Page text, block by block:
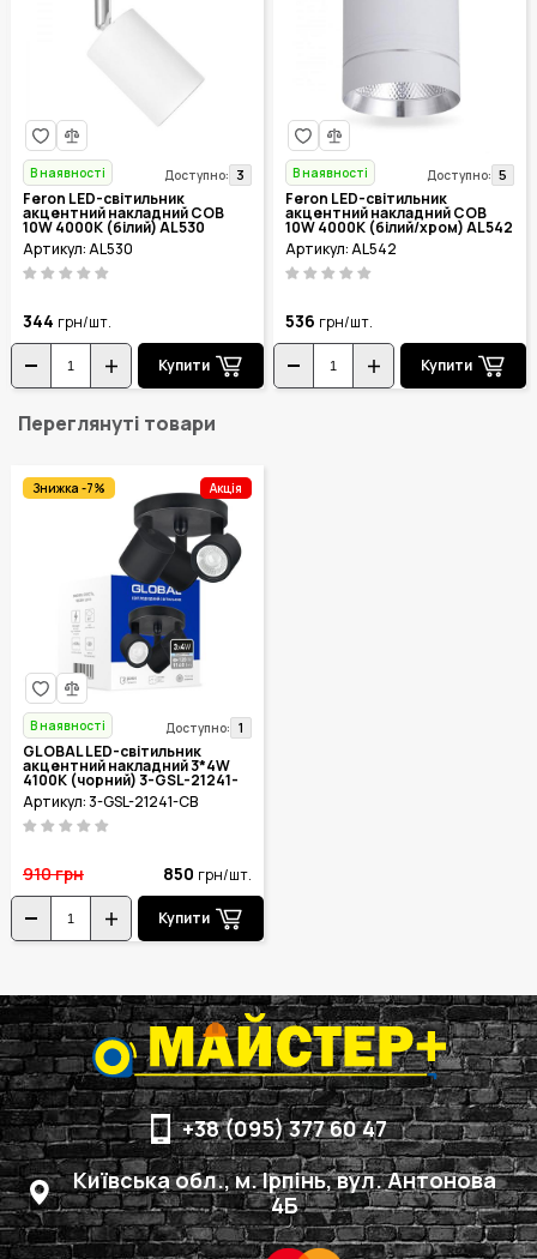
В наявності Доступно: 3
Feron LED-світильник
акцентний накладний COB
10W 4000K (білий) AL530
Артикул: AL530
344 грн/шт.
Купити
В наявності Доступно: 5
Feron LED-світильник
акцентний накладний COB
10W 4000K (білий/хром) AL542
Артикул: AL542
536 грн/шт.
Купити
Переглянуті товари
Акція
Знижка -7%
В наявності Доступно: 1
GLOBAL LED-світильник
акцентний накладний 3*4W
4100K (чорний) 3-GSL-21241-
CB
Артикул: 3-GSL-21241-CB
910грн 850 грн/шт.
Купити
+38 (095) 377 60 47
Київська обл., м. Ірпінь, вул. Антонова
4Б